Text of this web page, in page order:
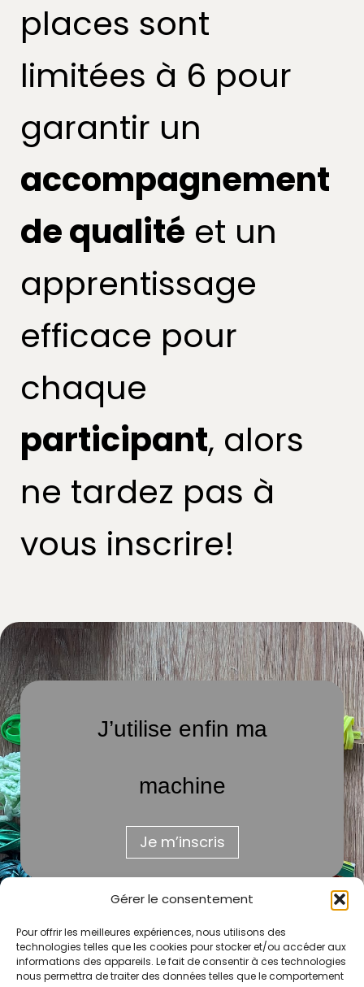
Gérer le consentement
Pour offrir les meilleures expériences, nous utilisons des
technologies telles que les cookies pour stocker et/ou accéder aux
informations des appareils. Le fait de consentir à ces technologies
nous permettra de traiter des données telles que le comportement
places sont
limitées à 6 pour
garantir un
accompagnement
de qualité et un
apprentissage
efficace pour
chaque
participant, alors
ne tardez pas à
vous inscrire!
J’utilise enfin ma
machine
Je m’inscris